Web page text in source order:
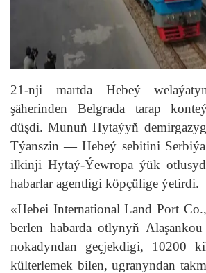
21-nji martda Hebeý
şäherinden Belgrada tarap
düşdi. Munuň Hytaýyň
Týanszin — Hebeý sebitini
ilkinji Hytaý-Ýewropa ýük
habarlar agentligi köpçülige ýetirdi.
«Hebei International Land Port
berlen habarda otlynyň
nokadyndan geçjekdigi, 10200
külterlemek bilen, ugranyndan